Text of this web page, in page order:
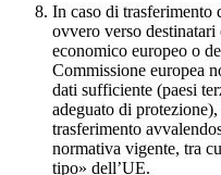
In caso di trasferimento
ovvero verso
economico europeo o
Commissione europea
dati sufficiente (paesi
adeguato di
trasferimento
normativa vigente, tra
tipo» dell’UE.